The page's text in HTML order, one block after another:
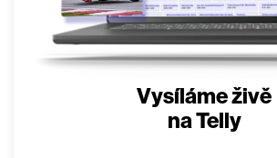
Vysíláme živě
na Telly